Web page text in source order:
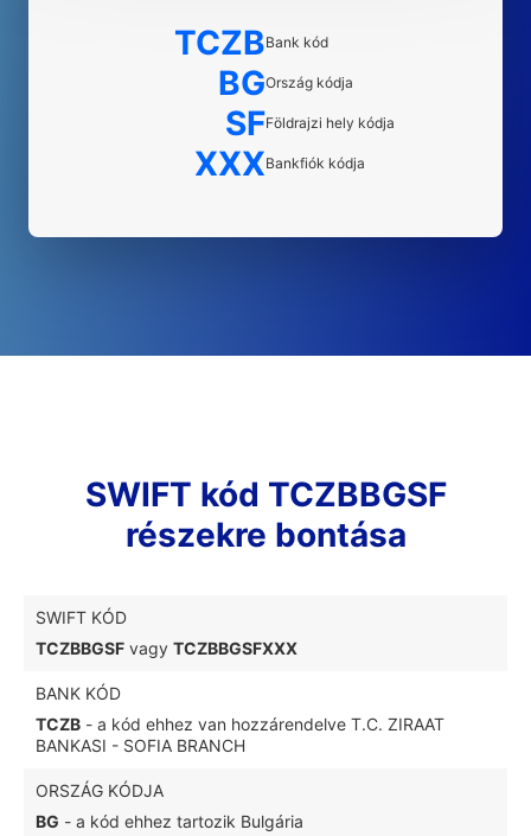
TCZBBank kód
BGOrszág kódja
SFFöldrajzi hely kódja
XXXBankfiók kódja
SWIFT kód TCZBBGSF
részekre bontása
SWIFT KÓD
TCZBBGSF vagy TCZBBGSFXXX
BANK KÓD
TCZB - a kód ehhez van hozzárendelve T.C. ZIRAAT
BANKASI - SOFIA BRANCH
ORSZÁG KÓDJA
BG - a kód ehhez tartozik Bulgária